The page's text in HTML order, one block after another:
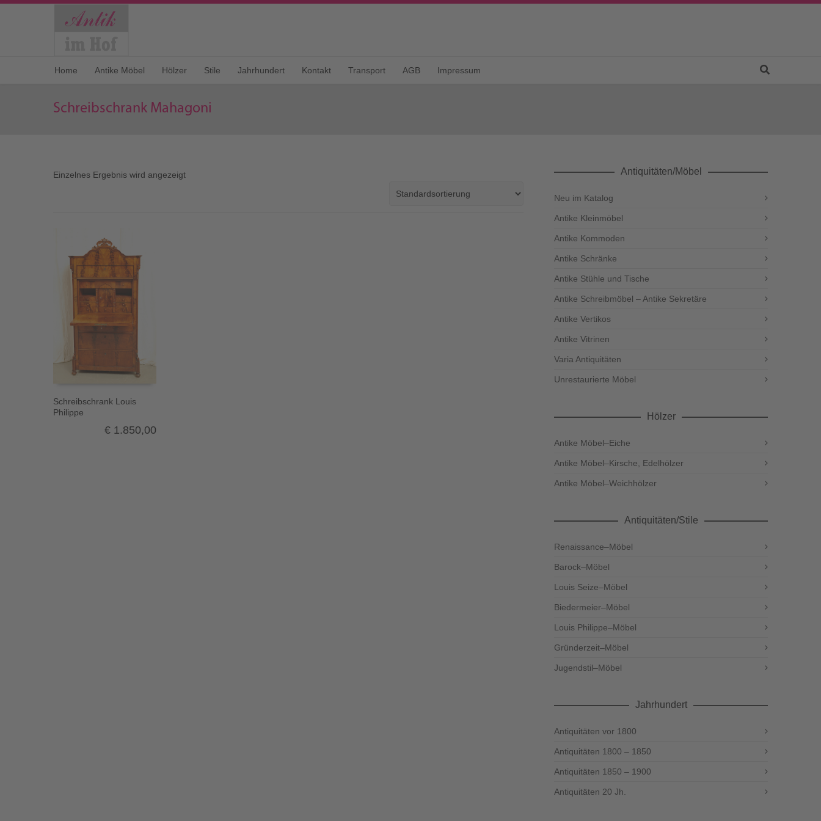
Home Antike Möbel Hölzer Stile Jahrhundert Kontakt Transport AGB Impressum
Schreibschrank Mahagoni
Einzelnes Ergebnis wird angezeigt
Schreibschrank Louis
Philippe
€ 1.850,00
Antiquitäten/Möbel
Neu im Katalog
Antike Kleinmöbel
Antike Kommoden
Antike Schränke
Antike Stühle und Tische
Antike Schreibmöbel – Antike Sekretäre
Antike Vertikos
Antike Vitrinen
Varia Antiquitäten
Unrestaurierte Möbel
Hölzer
Antike Möbel–Eiche
Antike Möbel–Kirsche, Edelhölzer
Antike Möbel–Weichhölzer
Antiquitäten/Stile
Renaissance–Möbel
Barock–Möbel
Louis Seize–Möbel
Biedermeier–Möbel
Louis Philippe–Möbel
Gründerzeit–Möbel
Jugendstil–Möbel
Jahrhundert
Antiquitäten vor 1800
Antiquitäten 1800 – 1850
Antiquitäten 1850 – 1900
Antiquitäten 20 Jh.